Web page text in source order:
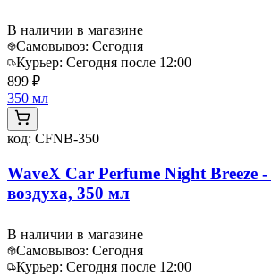
В наличии в магазине
Самовывоз: Сегодня
Курьер: Сегодня после 12:00
899 ₽
350 мл
код: CFNB-350
WaveX Car Perfume Night Breeze
воздуха, 350 мл
В наличии в магазине
Самовывоз: Сегодня
Курьер: Сегодня после 12:00